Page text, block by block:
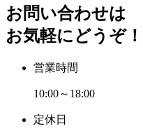
お問い合わせは
お気軽にどうぞ！
営業時間
10:00～18:00
定休日